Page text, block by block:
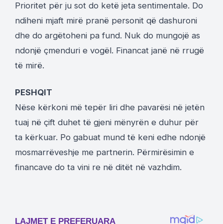
Prioritet për ju sot do ketë jeta sentimentale. Do
ndiheni mjaft mirë pranë personit që dashuroni
dhe do argëtoheni pa fund. Nuk do mungojë as
ndonjë çmenduri e vogël. Financat janë në rrugë
të mirë.
PESHQIT
Nëse kërkoni më tepër liri dhe pavarësi në jetën
tuaj në çift duhet të gjeni mënyrën e duhur për
ta kërkuar. Po gabuat mund të keni edhe ndonjë
mosmarrëveshje me partnerin. Përmirësimin e
financave do ta vini re në ditët në vazhdim.